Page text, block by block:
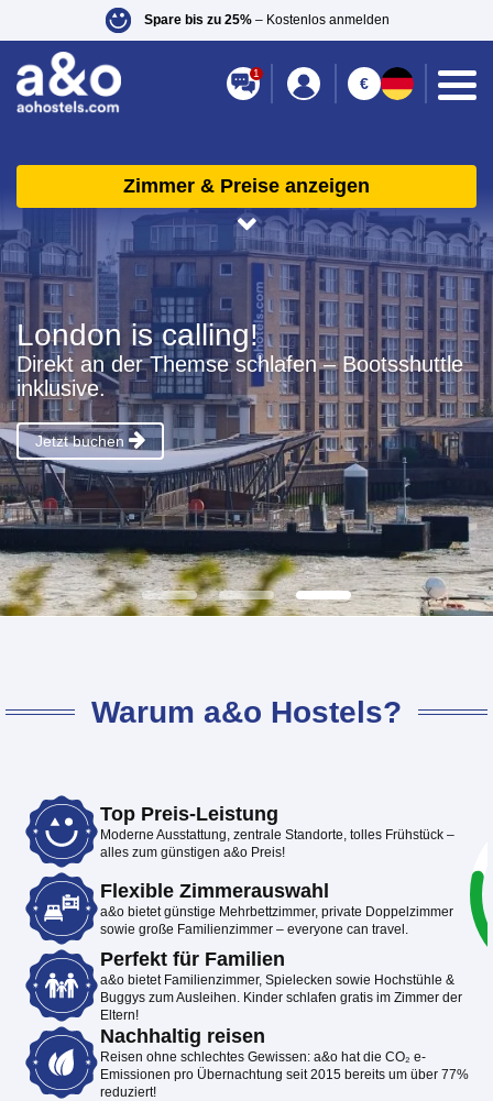
Spare bis zu 25%– Kostenlos anmelden
1
€
London is calling!
Direkt an der Themse schlafen – Bootsshuttle
inklusive.
Jetzt buchen
Zimmer & Preise anzeigen
Warum a&o Hostels?
Top Preis-Leistung
Moderne Ausstattung, zentrale Standorte, tolles Frühstück –
alles zum günstigen a&o Preis!
Flexible Zimmerauswahl
a&o bietet günstige Mehrbettzimmer, private Doppelzimmer
sowie große Familienzimmer – everyone can travel.
Perfekt für Familien
a&o bietet Familienzimmer, Spielecken sowie Hochstühle &
Buggys zum Ausleihen. Kinder schlafen gratis im Zimmer der
Eltern!
Nachhaltig reisen
Reisen ohne schlechtes Gewissen: a&o hat die CO₂ e-
Emissionen pro Übernachtung seit 2015 bereits um über 77%
reduziert!